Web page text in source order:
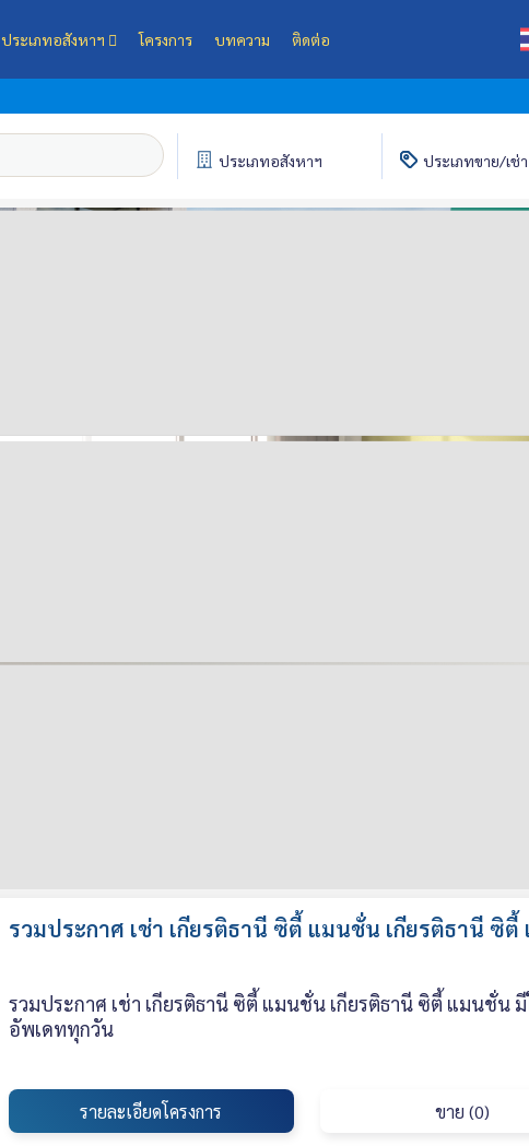
ประเภทอสังหาฯ โครงการ บทความ ติดต่อ
ประเภทอสังหาฯ ประเภทขาย/เช่า
รวมประกาศ เช่า เกียรติธานี ซิตี้ แมนชั่น เกียรติธานี ซิตี้
รวมประกาศ เช่า เกียรติธานี ซิตี้ แมนชั่น เกียรติธานี ซิตี้ แมนชั่น
อัพเดททุกวัน
รายละเอียดโครงการ ขาย (0)